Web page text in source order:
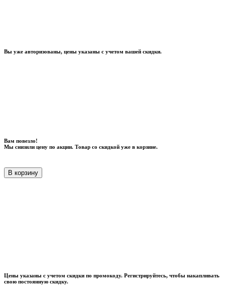
Вы уже авторизованы, цены указаны с учетом вашей скидки.
Вам повезло!
Мы снизили цену по акции. Товар со скидкой уже в корзине.
В корзину
Цены указаны с учетом скидки по промокоду. Регистрируйтесь, чтобы накапливать
свою постоянную скидку.